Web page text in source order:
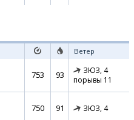
Ветер
753 93 ЗЮЗ, 4
порывы 11
750 91 ЗЮЗ, 4